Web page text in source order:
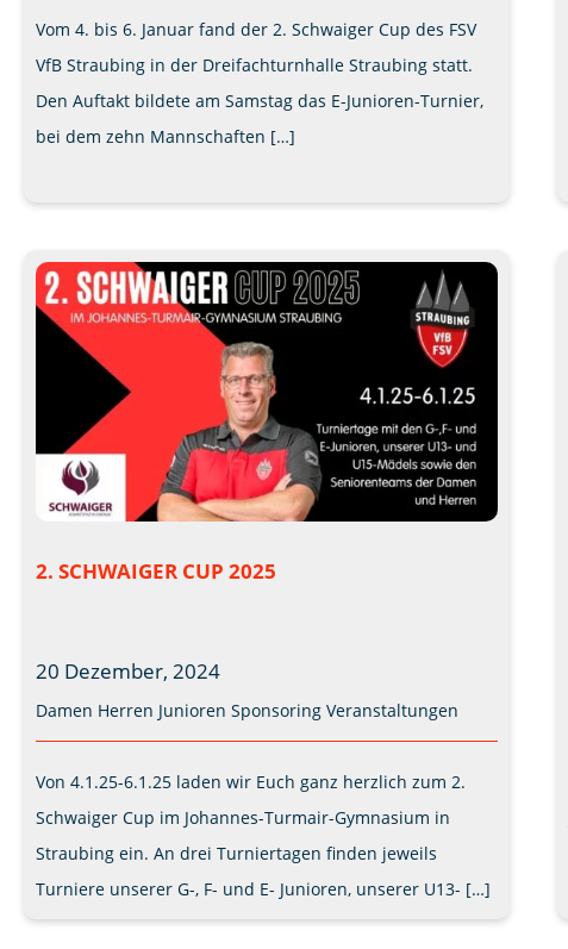
Vom 4. bis 6. Januar fand der 2. Schwaiger Cup des FSV
VfB Straubing in der Dreifachturnhalle Straubing statt.
Den Auftakt bildete am Samstag das E-Junioren-Turnier,
bei dem zehn Mannschaften […]
2. SCHWAIGER CUP 2025
20 Dezember, 2024
Damen Herren Junioren Sponsoring Veranstaltungen
Von 4.1.25-6.1.25 laden wir Euch ganz herzlich zum 2.
Schwaiger Cup im Johannes-Turmair-Gymnasium in
Straubing ein. An drei Turniertagen finden jeweils
Turniere unserer G-, F- und E- Junioren, unserer U13- […]